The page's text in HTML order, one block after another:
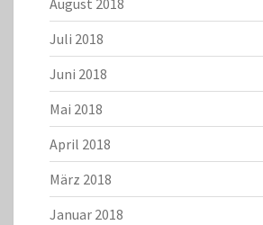
August 2018
Juli 2018
Juni 2018
Mai 2018
April 2018
März 2018
Januar 2018